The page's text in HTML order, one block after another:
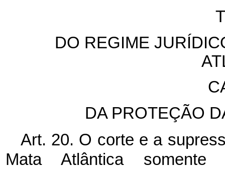
DO REGIME
DA PROTEÇÃO
Art. 20. O corte e a
Mata Atlântica